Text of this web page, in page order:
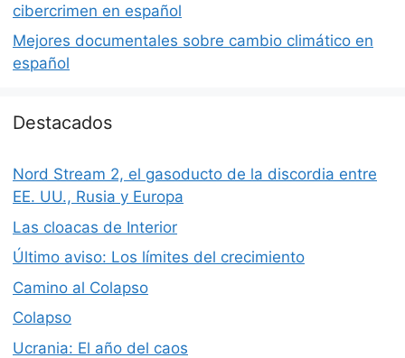
cibercrimen en español
Mejores documentales sobre cambio climático en
español
Destacados
Nord Stream 2, el gasoducto de la discordia entre
EE. UU., Rusia y Europa
Las cloacas de Interior
Último aviso: Los límites del crecimiento
Camino al Colapso
Colapso
Ucrania: El año del caos